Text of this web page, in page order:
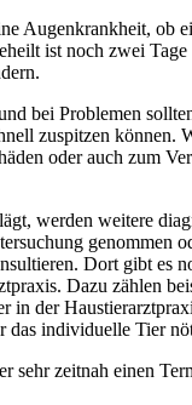
Augenkrankheit, ob
ist noch zwei
bei Problemen
zuspitzen können.
oder auch zum
werden weitere
genommen
Dort gibt es
Dazu zählen
in der
das individuelle Tier
sehr zeitnah einen